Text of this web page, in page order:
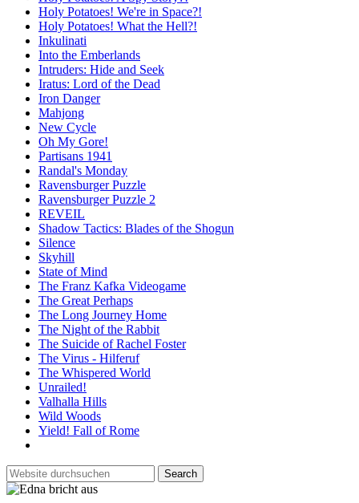
Holy Potatoes! We're in Space?!
Holy Potatoes! What the Hell?!
Inkulinati
Into the Emberlands
Intruders: Hide and Seek
Iratus: Lord of the Dead
Iron Danger
Mahjong
New Cycle
Oh My Gore!
Partisans 1941
Randal's Monday
Ravensburger Puzzle
Ravensburger Puzzle 2
REVEIL
Shadow Tactics: Blades of the Shogun
Silence
Skyhill
State of Mind
The Franz Kafka Videogame
The Great Perhaps
The Long Journey Home
The Night of the Rabbit
The Suicide of Rachel Foster
The Virus - Hilferuf
The Whispered World
Unrailed!
Valhalla Hills
Wild Woods
Yield! Fall of Rome